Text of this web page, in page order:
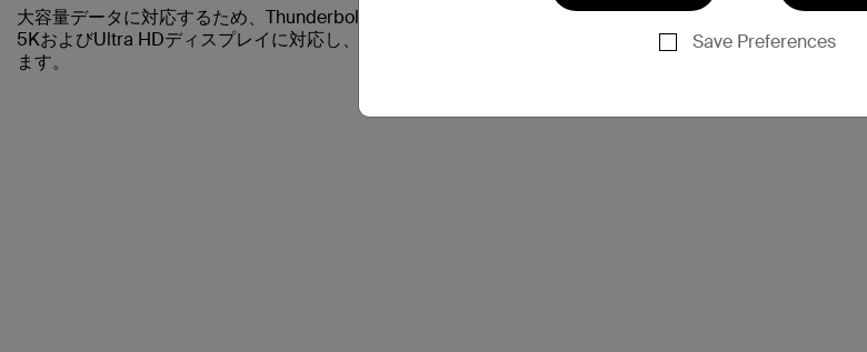
Save Preferences
大容量データに対応するため、Thunderbolt 3ケーブルの40Gbpsは高画質動画に最適です。Thunderbolt、
5KおよびUltra HDディスプレイに対応し、画質を損なわずにスクリーン間でコンテンツが簡単に共有でき
ます。